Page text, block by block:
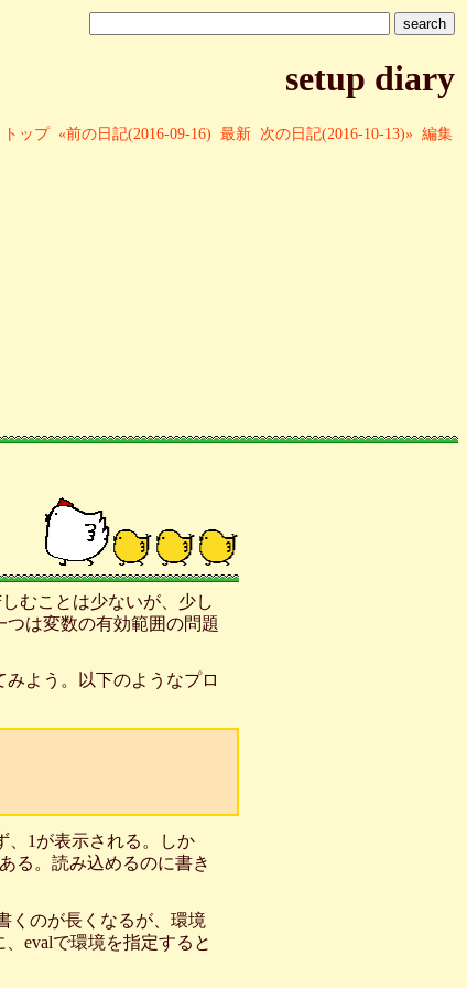
setup diary
トップ «前の日記(2016-09-16) 最新 次の日記(2016-10-13)» 編集
むことは少ないが、少し
は変数の有効範囲の問題
よう。以下のようなプロ
、1が表示される。しか
る。読み込めるのに書き
くのが長くなるが、環境
evalで環境を指定すると